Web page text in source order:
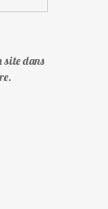
site dans